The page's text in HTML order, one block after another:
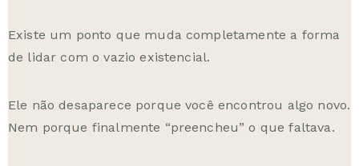
Existe um ponto que muda completamente a forma
de lidar com o vazio existencial.
Ele não desaparece porque você encontrou algo novo.
Nem porque finalmente “preencheu” o que faltava.